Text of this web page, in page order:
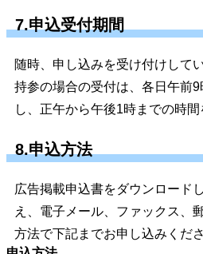
7.申込受付期間
随時、申し込みを受け付けしてい
持参の場合の受付は、各日午前
し、正午から午後1時までの時間
8.申込方法
広告掲載申込書をダウンロード
え、電子メール、ファックス、
方法で下記までお申し込みくださ